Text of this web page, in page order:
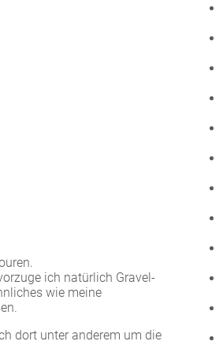
ich natürlich Gravel-
wie meine
dort unter anderem um die